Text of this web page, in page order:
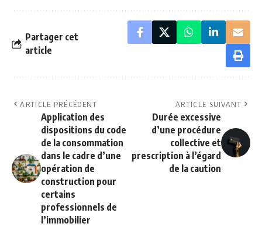
Partager cet
article
ARTICLE PRÉCÉDENT
Application des
dispositions du code
de la consommation
dans le cadre d’une
opération de
construction pour
certains
professionnels de
l’immobilier
ARTICLE SUIVANT
Durée excessive
d’une procédure
collective et
prescription à l’égard
de la caution